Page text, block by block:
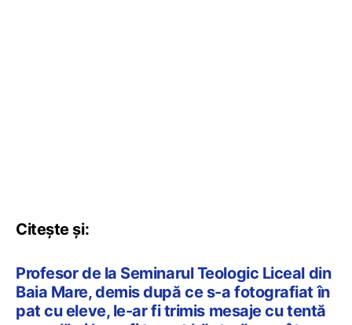
Citește și:
Profesor de la Seminarul Teologic Liceal din
Baia Mare, demis după ce s-a fotografiat în
pat cu eleve, le-ar fi trimis mesaje cu tentă